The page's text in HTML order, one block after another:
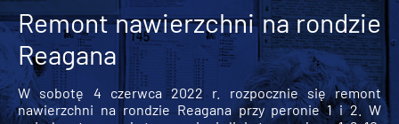
Remont nawierzchni na rondzie
Reagana
W sobotę 4 czerwca 2022 r. rozpocznie się remont
nawierzchni na rondzie Reagana przy peronie 1 i 2. W